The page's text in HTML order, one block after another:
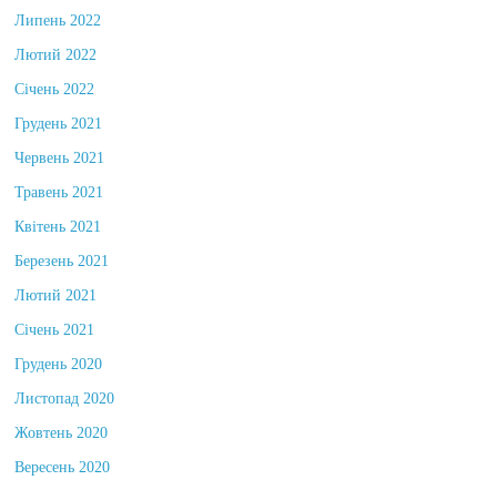
Липень 2022
Лютий 2022
Січень 2022
Грудень 2021
Червень 2021
Травень 2021
Квітень 2021
Березень 2021
Лютий 2021
Січень 2021
Грудень 2020
Листопад 2020
Жовтень 2020
Вересень 2020